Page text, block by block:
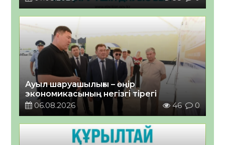
Ауыл шаруашылығы – өңір
экономикасының негізгі тірегі
06.08.2026
46 0